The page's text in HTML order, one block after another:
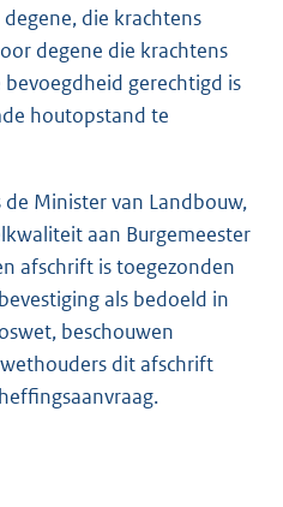
die krachtens
degene die krachtens
gerechtigd is
houtopstand te
Minister van Landbouw,
aan Burgemeester
afschrift is toegezonden
als bedoeld in
beschouwen
dit afschrift